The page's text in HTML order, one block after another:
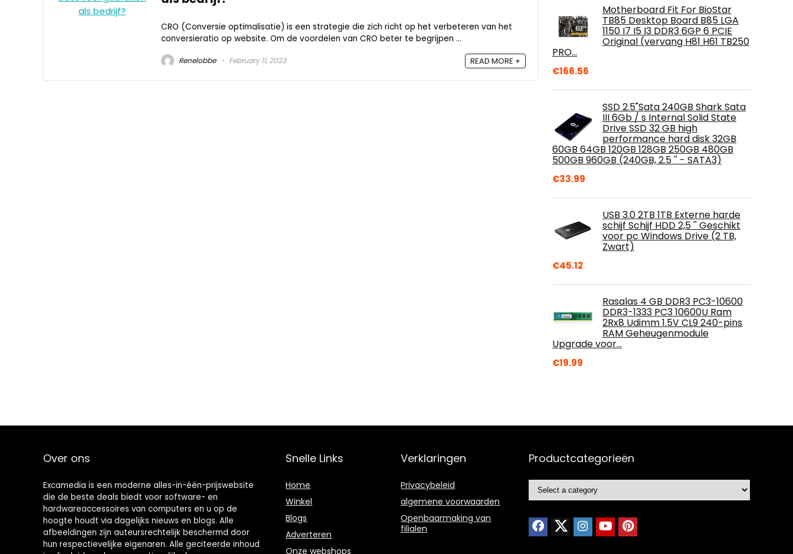
CRO (Conversie optimalisatie) is een strategie die zich richt op het verbeteren van het
conversieratio op website. Om de voordelen van CRO beter te begrijpen ...
Renelobbe February 11, 2023 READ MORE +
Motherboard Fit For BioStar
TB85 Desktop Board B85 LGA
1150 I7 I5 I3 DDR3 6GP 6 PCIE
Original (vervang H81 H61 TB250
PRO…
€166.56
SSD 2.5"Sata 240GB Shark Sata
III 6Gb / s Internal Solid State
Drive SSD 32 GB high
performance hard disk 32GB
60GB 64GB 120GB 128GB 250GB 480GB
500GB 960GB (240GB, 2.5 '' - SATA3)
€33.99
USB 3.0 2TB 1TB Externe harde
schijf Schijf HDD 2,5 '' Geschikt
voor pc Windows Drive (2 TB,
Zwart)
€45.12
Rasalas 4 GB DDR3 PC3-10600
DDR3-1333 PC3 10600U Ram
2Rx8 Udimm 1.5V CL9 240-pins
RAM Geheugenmodule
Upgrade voor…
€19.99
Over ons
Excamedia is een moderne alles-in-één-prijswebsite
die de beste deals biedt voor software- en
hardwareaccessoires van computers en u op de
hoogte houdt via dagelijks nieuws en blogs. Alle
afbeeldingen zijn auteursrechtelijk beschermd door
hun respectievelijke eigenaren. Alle geciteerde inhoud
Snelle Links
Home
Winkel
Blogs
Adverteren
Onze webshops
Verklaringen
Privacybeleid
algemene voorwaarden
Openbaarmaking van
filialen
Productcategorieën